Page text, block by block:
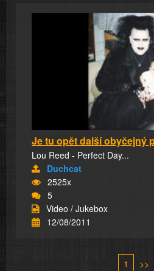
Lou Reed - Perfect Day...
Duchcat
2525x
5
Video / Jukebox
12/08/2011
1 >>